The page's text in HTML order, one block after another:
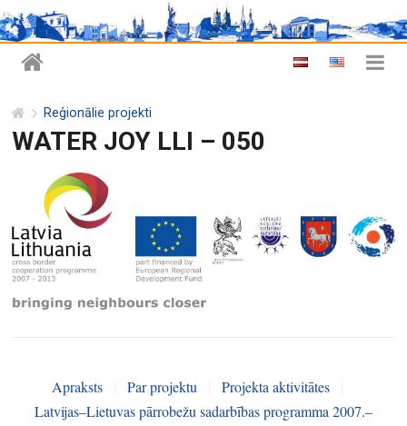
Reģionālie projekti
WATER JOY LLI – 050
Apraksts Par projektu Projekta aktivitātes
Latvijas–Lietuvas pārrobežu sadarbības programma 2007.–